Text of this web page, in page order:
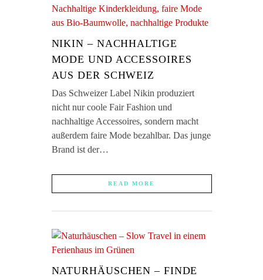
NIKIN – NACHHALTIGE
MODE UND ACCESSOIRES
AUS DER SCHWEIZ
Das Schweizer Label Nikin produziert
nicht nur coole Fair Fashion und
nachhaltige Accessoires, sondern macht
außerdem faire Mode bezahlbar. Das junge
Brand ist der…
READ MORE
NATURHÄUSCHEN – FINDE